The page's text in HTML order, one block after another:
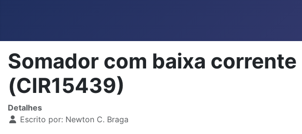
Somador com baixa
(CIR15439)
Detalhes
Escrito por: Newton C. Braga